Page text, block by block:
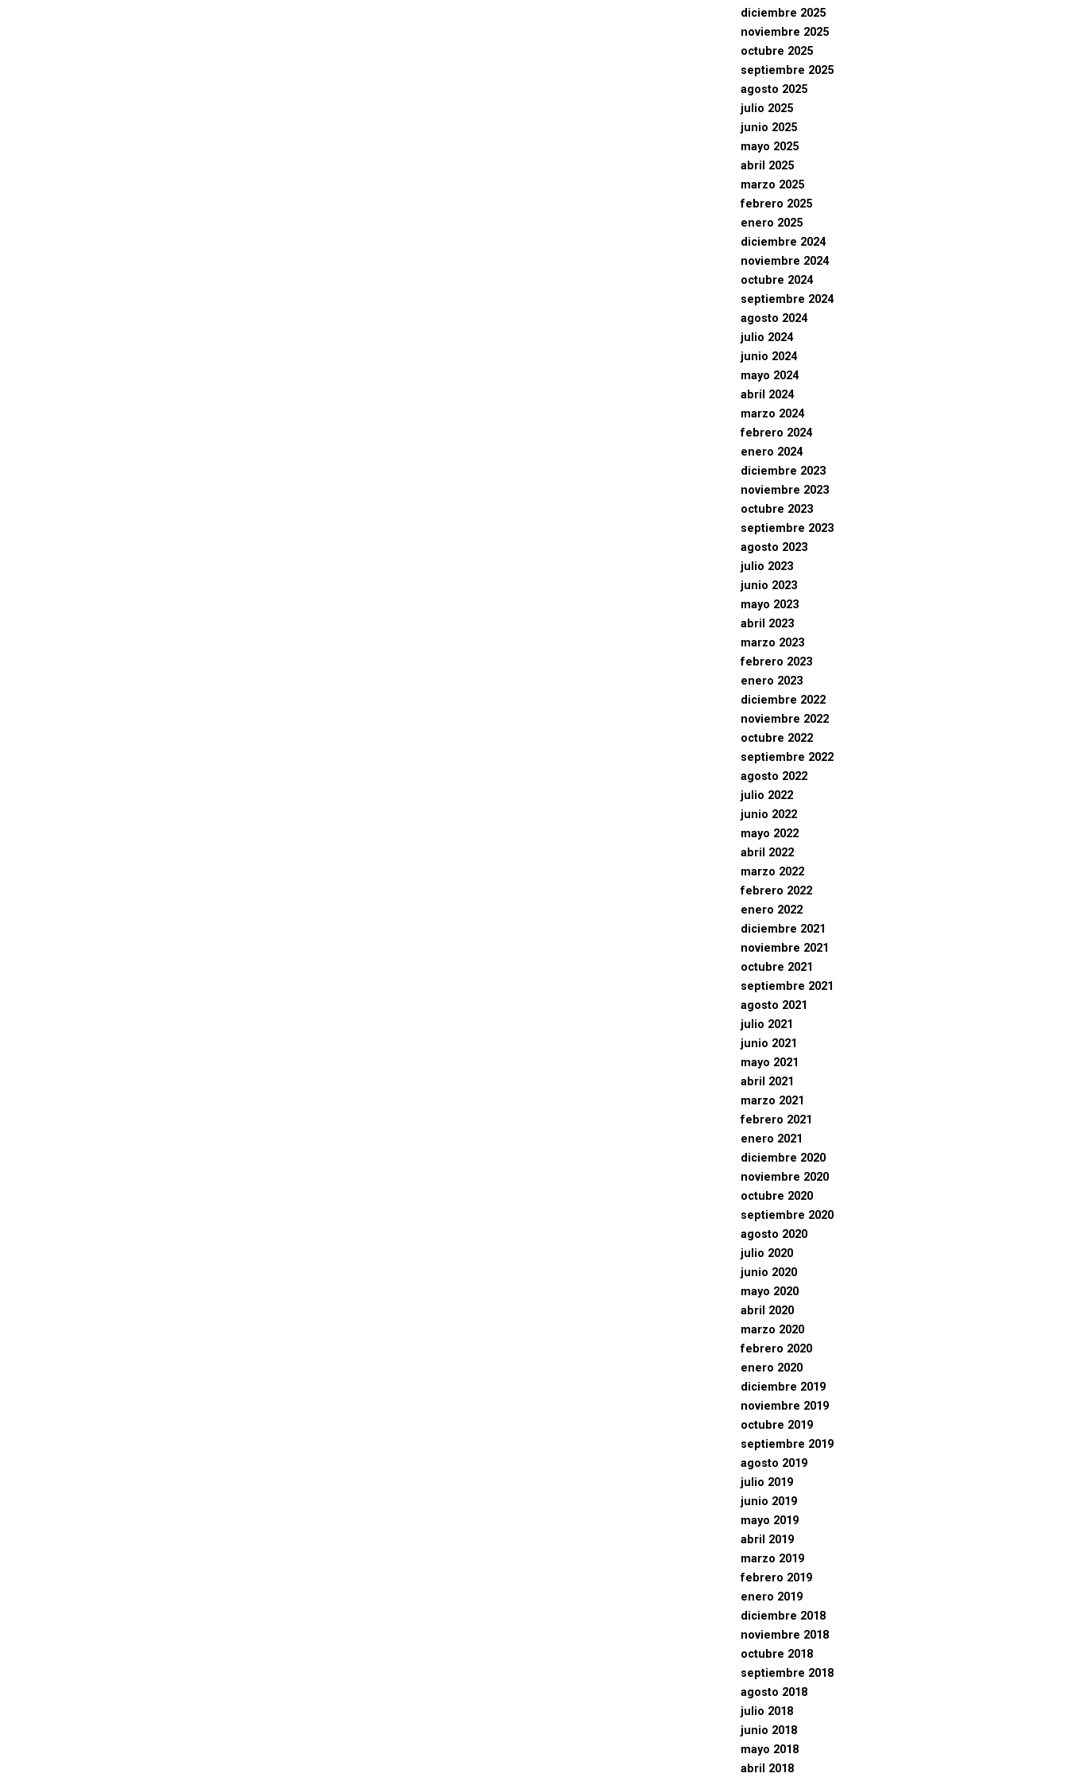
diciembre 2025
noviembre 2025
octubre 2025
septiembre 2025
agosto 2025
julio 2025
junio 2025
mayo 2025
abril 2025
marzo 2025
febrero 2025
enero 2025
diciembre 2024
noviembre 2024
octubre 2024
septiembre 2024
agosto 2024
julio 2024
junio 2024
mayo 2024
abril 2024
marzo 2024
febrero 2024
enero 2024
diciembre 2023
noviembre 2023
octubre 2023
septiembre 2023
agosto 2023
julio 2023
junio 2023
mayo 2023
abril 2023
marzo 2023
febrero 2023
enero 2023
diciembre 2022
noviembre 2022
octubre 2022
septiembre 2022
agosto 2022
julio 2022
junio 2022
mayo 2022
abril 2022
marzo 2022
febrero 2022
enero 2022
diciembre 2021
noviembre 2021
octubre 2021
septiembre 2021
agosto 2021
julio 2021
junio 2021
mayo 2021
abril 2021
marzo 2021
febrero 2021
enero 2021
diciembre 2020
noviembre 2020
octubre 2020
septiembre 2020
agosto 2020
julio 2020
junio 2020
mayo 2020
abril 2020
marzo 2020
febrero 2020
enero 2020
diciembre 2019
noviembre 2019
octubre 2019
septiembre 2019
agosto 2019
julio 2019
junio 2019
mayo 2019
abril 2019
marzo 2019
febrero 2019
enero 2019
diciembre 2018
noviembre 2018
octubre 2018
septiembre 2018
agosto 2018
julio 2018
junio 2018
mayo 2018
abril 2018